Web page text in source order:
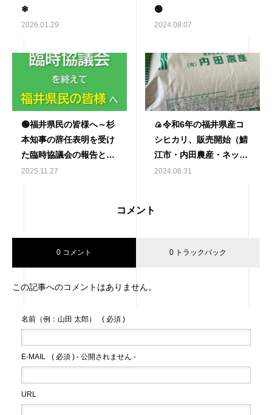
❄
2026.01.29
🟢
2024.08.07
🟢福井県民の皆様へ～杉
本知事の辞任表明を受け
た臨時協議会の報告とお
願い🟢
2025.11.27
🍙令和6年の福井県産コ
シヒカリ、販売開始（鯖
江市・内田農産・ネット
販売あり）🍙
2024.08.31
コメント
0 コメント 0 トラックバック
この記事へのコメントはありません。
名前（例：山田 太郎） ( 必須 )
E-MAIL ( 必須 ) - 公開されません -
URL